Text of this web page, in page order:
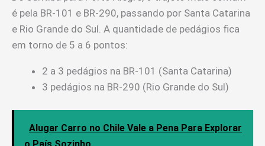
é pela BR-101 e BR-290, passando por Santa Catarina
e Rio Grande do Sul. A quantidade de pedágios fica
em torno de 5 a 6 pontos:
2 a 3 pedágios na BR-101 (Santa Catarina)
3 pedágios na BR-290 (Rio Grande do Sul)
Alugar Carro no Chile Vale a Pena Para Explorar